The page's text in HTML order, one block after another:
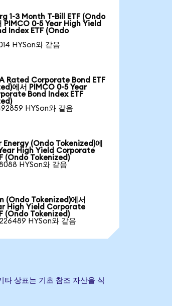
1-3 Month T-Bill ETF (Ondo
PIMCO 0-5 Year High Yield
Index ETF (Ondo
HYSon와 같음
Rated Corporate Bond ETF
에서 PIMCO 0-5 Year
Bond Index ETF
HYSon와 같음
Energy (Ondo Tokenized)에
High Yield Corporate
(Ondo Tokenized)
HYSon와 같음
(Ondo Tokenized)에서
High Yield Corporate
(Ondo Tokenized)
HYSon와 같음
상표는 기초 참조 자산을 식